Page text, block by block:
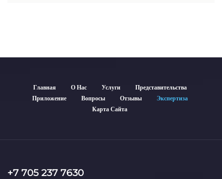
Главная О Нас Услуги
Представительства
Приложение
Вопросы Отзывы
Экспертиза
Карта Сайта
+7 705 237 7630